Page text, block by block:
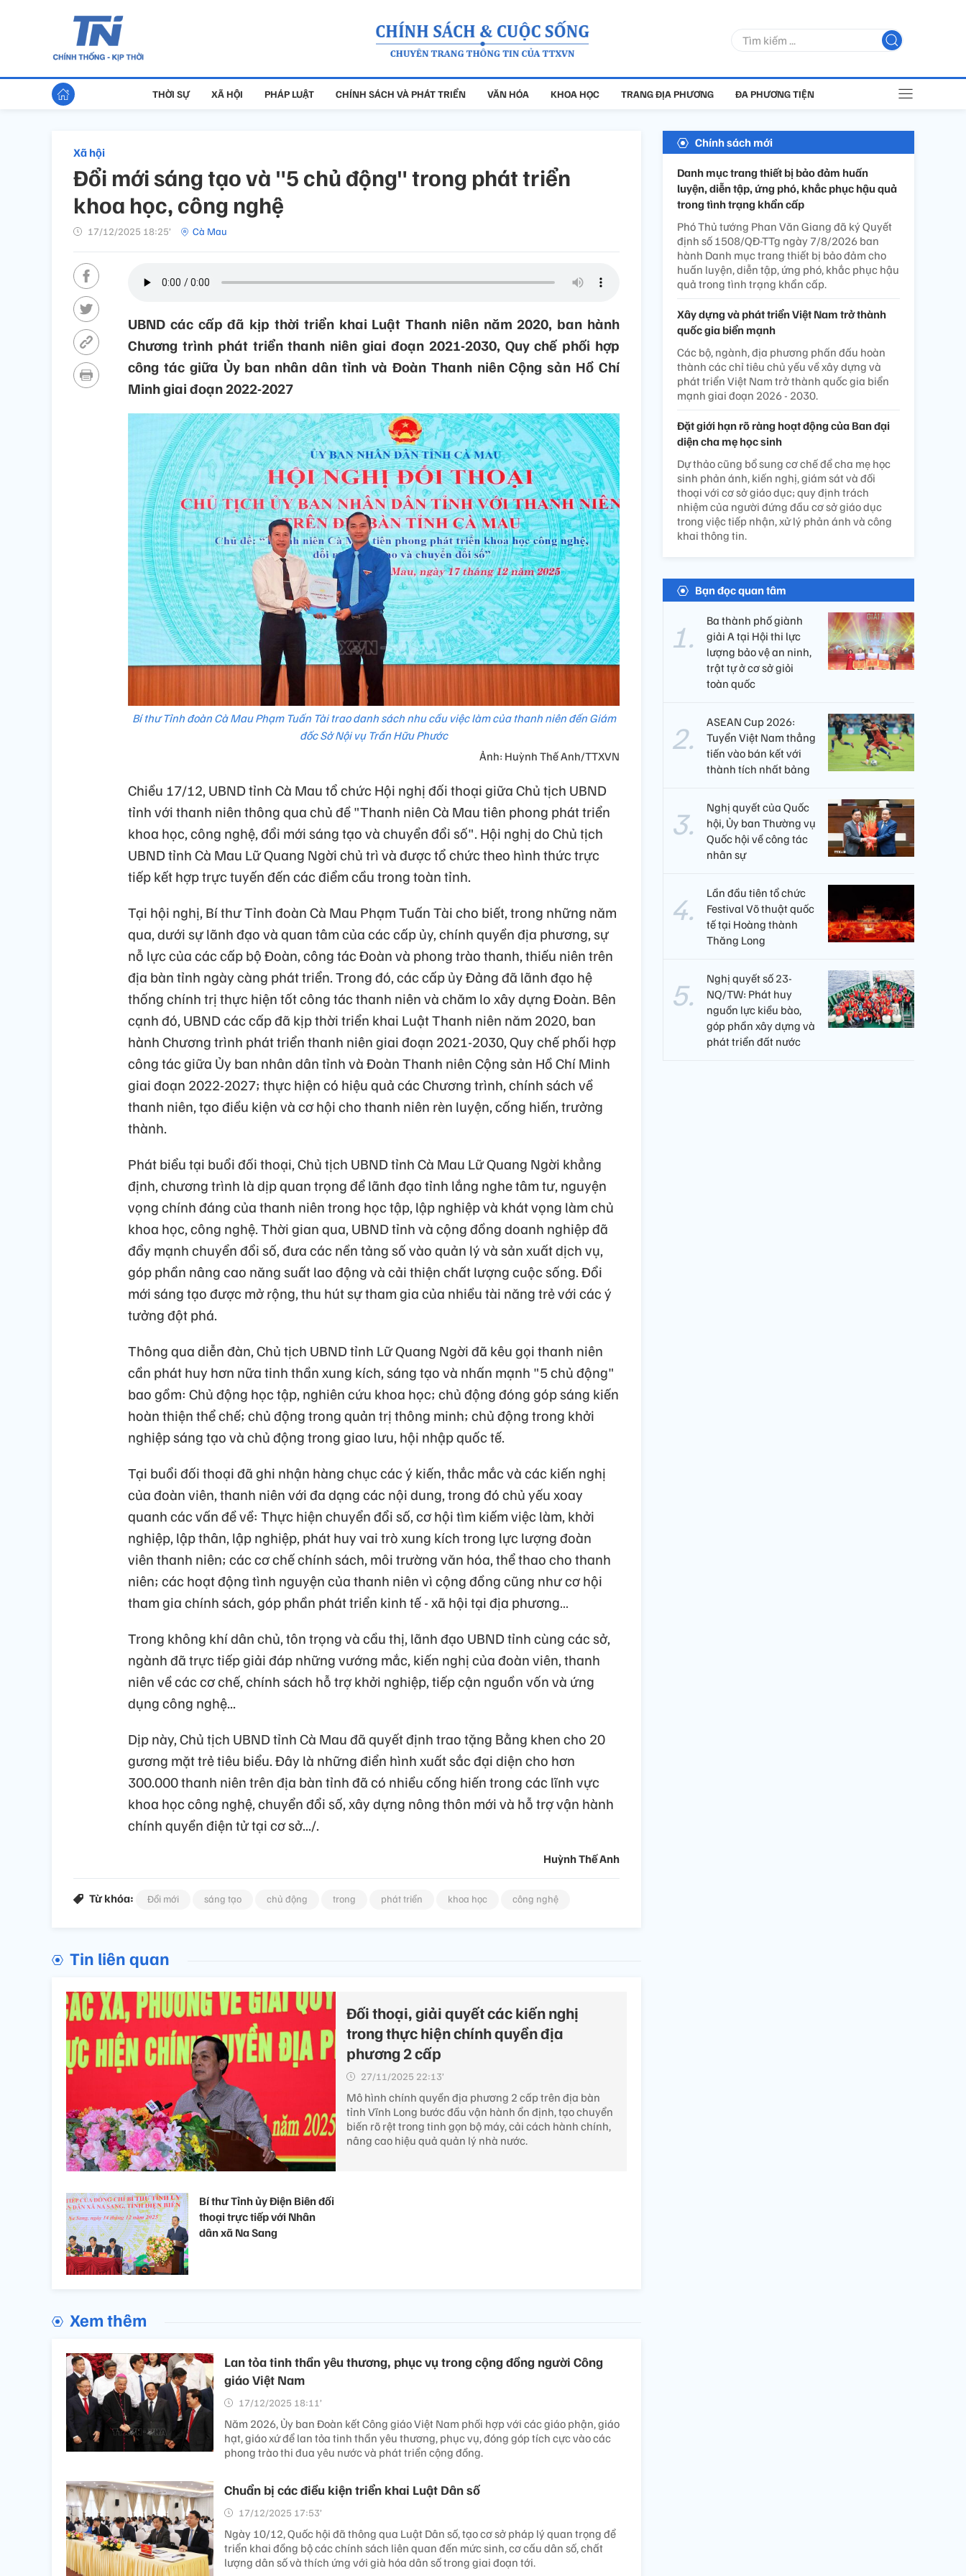
THỜI SỰ XÃ HỘI PHÁP LUẬT CHÍNH SÁCH VÀ PHÁT TRIỂN VĂN HÓA KHOA HỌC TRANG ĐỊA PHƯƠNG ĐA PHƯƠNG TIỆN
Xã hội
Đổi mới sáng tạo và "5 chủ động" trong phát triển
khoa học, công nghệ
17/12/2025 18:25’ Cà Mau
UBND các cấp đã kịp thời triển khai Luật Thanh niên năm 2020, ban hành
Chương trình phát triển thanh niên giai đoạn 2021-2030, Quy chế phối hợp
công tác giữa Ủy ban nhân dân tỉnh và Đoàn Thanh niên Cộng sản Hồ Chí
Minh giai đoạn 2022-2027
Bí thư Tỉnh đoàn Cà Mau Phạm Tuấn Tài trao danh sách nhu cầu việc làm của thanh niên đến Giám
đốc Sở Nội vụ Trần Hữu Phước
Ảnh: Huỳnh Thế Anh/TTXVN
Chiều 17/12, UBND tỉnh Cà Mau tổ chức Hội nghị đối thoại giữa Chủ tịch UBND
tỉnh với thanh niên thông qua chủ đề "Thanh niên Cà Mau tiên phong phát triển
khoa học, công nghệ, đổi mới sáng tạo và chuyển đổi số". Hội nghị do Chủ tịch
UBND tỉnh Cà Mau Lữ Quang Ngời chủ trì và được tổ chức theo hình thức trực
tiếp kết hợp trực tuyến đến các điểm cầu trong toàn tỉnh.
Tại hội nghị, Bí thư Tỉnh đoàn Cà Mau Phạm Tuấn Tài cho biết, trong những năm
qua, dưới sự lãnh đạo và quan tâm của các cấp ủy, chính quyền địa phương, sự
nỗ lực của các cấp bộ Đoàn, công tác Đoàn và phong trào thanh, thiếu niên trên
địa bàn tỉnh ngày càng phát triển. Trong đó, các cấp ủy Đảng đã lãnh đạo hệ
thống chính trị thực hiện tốt công tác thanh niên và chăm lo xây dựng Đoàn. Bên
cạnh đó, UBND các cấp đã kịp thời triển khai Luật Thanh niên năm 2020, ban
hành Chương trình phát triển thanh niên giai đoạn 2021-2030, Quy chế phối hợp
công tác giữa Ủy ban nhân dân tỉnh và Đoàn Thanh niên Cộng sản Hồ Chí Minh
giai đoạn 2022-2027; thực hiện có hiệu quả các Chương trình, chính sách về
thanh niên, tạo điều kiện và cơ hội cho thanh niên rèn luyện, cống hiến, trưởng
thành.
Phát biểu tại buổi đối thoại, Chủ tịch UBND tỉnh Cà Mau Lữ Quang Ngời khẳng
định, chương trình là dịp quan trọng để lãnh đạo tỉnh lắng nghe tâm tư, nguyện
vọng chính đáng của thanh niên trong học tập, lập nghiệp và khát vọng làm chủ
khoa học, công nghệ. Thời gian qua, UBND tỉnh và cộng đồng doanh nghiệp đã
đẩy mạnh chuyển đổi số, đưa các nền tảng số vào quản lý và sản xuất dịch vụ,
góp phần nâng cao năng suất lao động và cải thiện chất lượng cuộc sống. Đổi
mới sáng tạo được mở rộng, thu hút sự tham gia của nhiều tài năng trẻ với các ý
tưởng đột phá.
Thông qua diễn đàn, Chủ tịch UBND tỉnh Lữ Quang Ngời đã kêu gọi thanh niên
cần phát huy hơn nữa tinh thần xung kích, sáng tạo và nhấn mạnh "5 chủ động"
bao gồm: Chủ động học tập, nghiên cứu khoa học; chủ động đóng góp sáng kiến
hoàn thiện thể chế; chủ động trong quản trị thông minh; chủ động trong khởi
nghiệp sáng tạo và chủ động trong giao lưu, hội nhập quốc tế.
Tại buổi đối thoại đã ghi nhận hàng chục các ý kiến, thắc mắc và các kiến nghị
của đoàn viên, thanh niên với đa dạng các nội dung, trong đó chủ yếu xoay
quanh các vấn đề về: Thực hiện chuyển đổi số, cơ hội tìm kiếm việc làm, khởi
nghiệp, lập thân, lập nghiệp, phát huy vai trò xung kích trong lực lượng đoàn
viên thanh niên; các cơ chế chính sách, môi trường văn hóa, thể thao cho thanh
niên; các hoạt động tình nguyện của thanh niên vì cộng đồng cũng như cơ hội
tham gia chính sách, góp phần phát triển kinh tế - xã hội tại địa phương…
Trong không khí dân chủ, tôn trọng và cầu thị, lãnh đạo UBND tỉnh cùng các sở,
ngành đã trực tiếp giải đáp những vướng mắc, kiến nghị của đoàn viên, thanh
niên về các cơ chế, chính sách hỗ trợ khởi nghiệp, tiếp cận nguồn vốn và ứng
dụng công nghệ...
Dịp này, Chủ tịch UBND tỉnh Cà Mau đã quyết định trao tặng Bằng khen cho 20
gương mặt trẻ tiêu biểu. Đây là những điển hình xuất sắc đại diện cho hơn
300.000 thanh niên trên địa bàn tỉnh đã có nhiều cống hiến trong các lĩnh vực
khoa học công nghệ, chuyển đổi số, xây dựng nông thôn mới và hỗ trợ vận hành
chính quyền điện tử tại cơ sở.../.
Huỳnh Thế Anh
Từ khóa: Đổi mới sáng tạo chủ động trong phát triển khoa học công nghệ
Tin liên quan
Đối thoại, giải quyết các kiến nghị
trong thực hiện chính quyền địa
phương 2 cấp
27/11/2025 22:13’
Mô hình chính quyền địa phương 2 cấp trên địa bàn
tỉnh Vĩnh Long bước đầu vận hành ổn định, tạo chuyển
biến rõ rệt trong tinh gọn bộ máy, cải cách hành chính,
nâng cao hiệu quả quản lý nhà nước.
Bí thư Tỉnh ủy Điện Biên đối
thoại trực tiếp với Nhân
dân xã Na Sang
Xem thêm
Lan tỏa tinh thần yêu thương, phục vụ trong cộng đồng người Công
giáo Việt Nam
17/12/2025 18:11’
Năm 2026, Ủy ban Đoàn kết Công giáo Việt Nam phối hợp với các giáo phận, giáo
hạt, giáo xứ để lan tỏa tinh thần yêu thương, phục vụ, đóng góp tích cực vào các
phong trào thi đua yêu nước và phát triển cộng đồng.
Chuẩn bị các điều kiện triển khai Luật Dân số
17/12/2025 17:53’
Ngày 10/12, Quốc hội đã thông qua Luật Dân số, tạo cơ sở pháp lý quan trọng để
triển khai đồng bộ các chính sách liên quan đến mức sinh, cơ cấu dân số, chất
lượng dân số và thích ứng với già hóa dân số trong giai đoạn tới.
Chính sách mới
Danh mục trang thiết bị bảo đảm huấn
luyện, diễn tập, ứng phó, khắc phục hậu quả
trong tình trạng khẩn cấp
Phó Thủ tướng Phan Văn Giang đã ký Quyết
định số 1508/QĐ-TTg ngày 7/8/2026 ban
hành Danh mục trang thiết bị bảo đảm cho
huấn luyện, diễn tập, ứng phó, khắc phục hậu
quả trong tình trạng khẩn cấp.
Xây dựng và phát triển Việt Nam trở thành
quốc gia biển mạnh
Các bộ, ngành, địa phương phấn đấu hoàn
thành các chỉ tiêu chủ yếu về xây dựng và
phát triển Việt Nam trở thành quốc gia biển
mạnh giai đoạn 2026 - 2030.
Đặt giới hạn rõ ràng hoạt động của Ban đại
diện cha mẹ học sinh
Dự thảo cũng bổ sung cơ chế để cha mẹ học
sinh phản ánh, kiến nghị, giám sát và đối
thoại với cơ sở giáo dục; quy định trách
nhiệm của người đứng đầu cơ sở giáo dục
trong việc tiếp nhận, xử lý phản ánh và công
khai thông tin.
Bạn đọc quan tâm
Ba thành phố giành
giải A tại Hội thi lực
lượng bảo vệ an ninh,
trật tự ở cơ sở giỏi
toàn quốc
ASEAN Cup 2026:
Tuyển Việt Nam thẳng
tiến vào bán kết với
thành tích nhất bảng
Nghị quyết của Quốc
hội, Ủy ban Thường vụ
Quốc hội về công tác
nhân sự
Lần đầu tiên tổ chức
Festival Võ thuật quốc
tế tại Hoàng thành
Thăng Long
Nghị quyết số 23-
NQ/TW: Phát huy
nguồn lực kiều bào,
góp phần xây dựng và
phát triển đất nước